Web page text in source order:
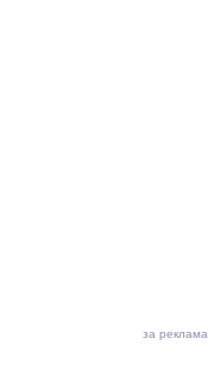
за реклама